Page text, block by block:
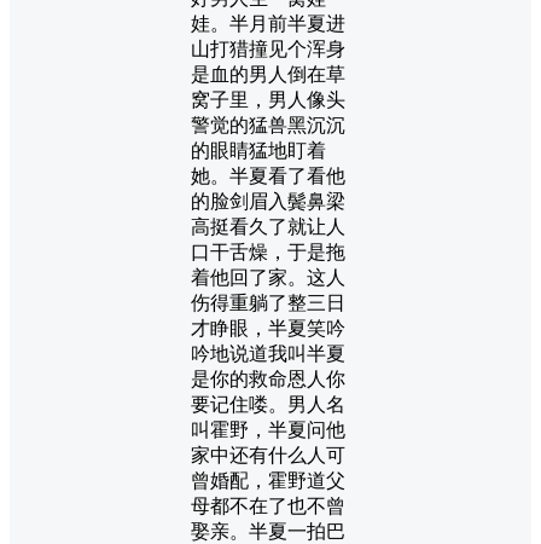
娃。半月前半夏进
山打猎撞见个浑身
是血的男人倒在草
窝子里，男人像头
警觉的猛兽黑沉沉
的眼睛猛地盯着
她。半夏看了看他
的脸剑眉入鬓鼻梁
高挺看久了就让人
口干舌燥，于是拖
着他回了家。这人
伤得重躺了整三日
才睁眼，半夏笑吟
吟地说道我叫半夏
是你的救命恩人你
要记住喽。男人名
叫霍野，半夏问他
家中还有什么人可
曾婚配，霍野道父
母都不在了也不曾
娶亲。半夏一拍巴